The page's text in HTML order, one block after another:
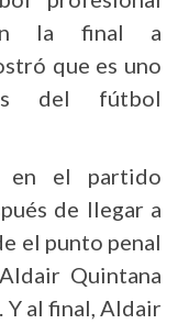
la final a
que es uno
del fútbol
en el partido
de llegar a
el punto penal
Quintana
al final, Aldair